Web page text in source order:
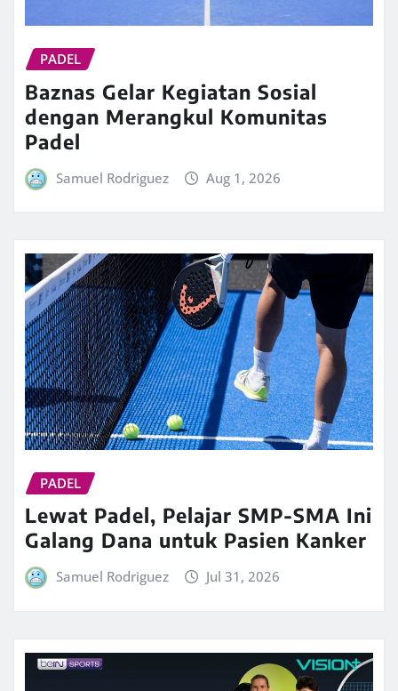
PADEL
Baznas Gelar Kegiatan Sosial
dengan Merangkul Komunitas
Padel
Samuel Rodriguez Aug 1, 2026
PADEL
Lewat Padel, Pelajar SMP-SMA Ini
Galang Dana untuk Pasien Kanker
Samuel Rodriguez Jul 31, 2026